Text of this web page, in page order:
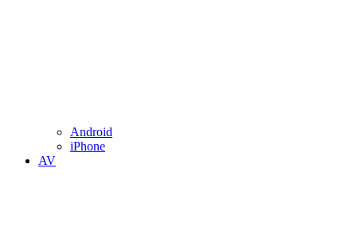
Android
iPhone
AV